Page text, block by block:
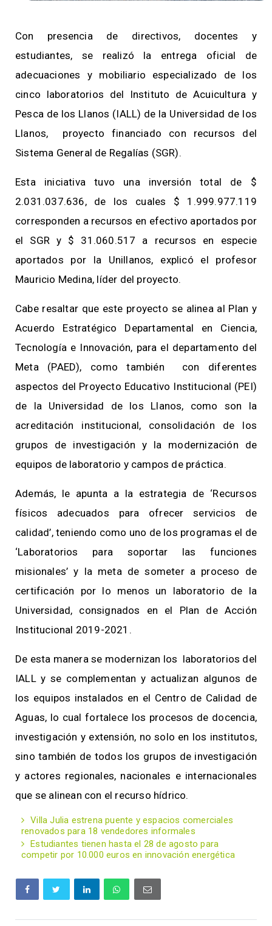
Con presencia de directivos, docentes y
estudiantes, se realizó la entrega oficial de
adecuaciones y mobiliario especializado de los
cinco laboratorios del Instituto de Acuicultura y
Pesca de los Llanos (IALL) de la Universidad de los
Llanos, proyecto financiado con recursos del
Sistema General de Regalías (SGR).
Esta iniciativa tuvo una inversión total de $
2.031.037.636, de los cuales $ 1.999.977.119
corresponden a recursos en efectivo aportados por
el SGR y $ 31.060.517 a recursos en especie
aportados por la Unillanos, explicó el profesor
Mauricio Medina, líder del proyecto.
Cabe resaltar que este proyecto se alinea al Plan y
Acuerdo Estratégico Departamental en Ciencia,
Tecnología e Innovación, para el departamento del
Meta (PAED), como también con diferentes
aspectos del Proyecto Educativo Institucional (PEI)
de la Universidad de los Llanos, como son la
acreditación institucional, consolidación de los
grupos de investigación y la modernización de
equipos de laboratorio y campos de práctica.
Además, le apunta a la estrategia de ‘Recursos
físicos adecuados para ofrecer servicios de
calidad’, teniendo como uno de los programas el de
‘Laboratorios para soportar las funciones
misionales’ y la meta de someter a proceso de
certificación por lo menos un laboratorio de la
Universidad, consignados en el Plan de Acción
Institucional 2019-2021.
De esta manera se modernizan los laboratorios del
IALL y se complementan y actualizan algunos de
los equipos instalados en el Centro de Calidad de
Aguas, lo cual fortalece los procesos de docencia,
investigación y extensión, no solo en los institutos,
sino también de todos los grupos de investigación
y actores regionales, nacionales e internacionales
que se alinean con el recurso hídrico.
Villa Julia estrena puente y espacios comerciales
renovados para 18 vendedores informales
Estudiantes tienen hasta el 28 de agosto para
competir por 10.000 euros en innovación energética